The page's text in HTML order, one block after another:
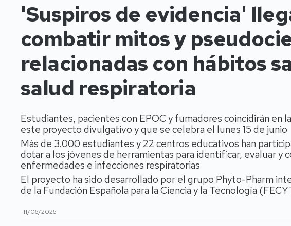
'Suspiros de evidencia'
combatir mitos y
relacionadas con hábitos
salud respiratoria
Estudiantes, pacientes con EPOC y fumadores coincidirán en
este proyecto divulgativo y que se celebra el lunes 15 de junio
Más de 3.000 estudiantes y 22 centros educativos han
dotar a los jóvenes de herramientas para identificar, evaluar y
enfermedades e infecciones respiratorias
El proyecto ha sido desarrollado por el grupo Phyto-Pharm
de la Fundación Española para la Ciencia y la Tecnología
11/06/2026